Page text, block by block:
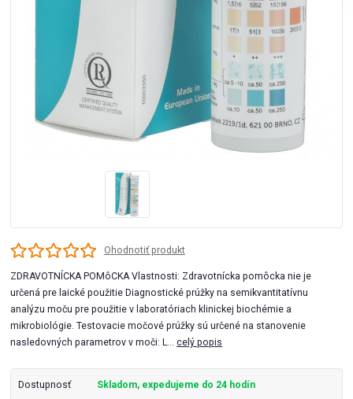
Ohodnotiť produkt
ZDRAVOTNÍCKA POMôCKA Vlastnosti: Zdravotnícka pomôcka nie je
určená pre laické použitie Diagnostické prúžky na semikvantitatívnu
analýzu moču pre použitie v laboratóriach klinickej biochémie a
mikrobiológie. Testovacie močové prúžky sú určené na stanovenie
nasledovných parametrov v moči: L...celý popis
Dostupnosť Skladom, expedujeme do 24 hodín